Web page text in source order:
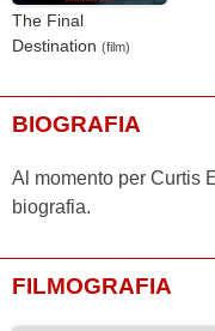
The Final
Destination (film)
BIOGRAFIA
Al momento per Curtis
biografia.
FILMOGRAFIA